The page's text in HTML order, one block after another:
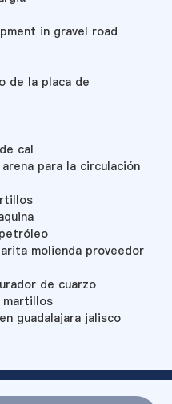
in gravel road
de la placa de
cal
para la circulación
molienda proveedor
de cuarzo
martillos
guadalajara jalisco